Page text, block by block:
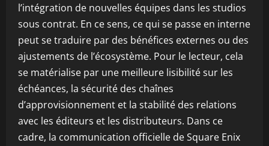
l’intégration de nouvelles équipes dans les studios
sous contrat. En ce sens, ce qui se passe en interne
peut se traduire par des bénéfices externes ou des
ajustements de l’écosystème. Pour le lecteur, cela
se matérialise par une meilleure lisibilité sur les
échéances, la sécurité des chaînes
d’approvisionnement et la stabilité des relations
avec les éditeurs et les distributeurs. Dans ce
cadre, la communication officielle de Square Enix